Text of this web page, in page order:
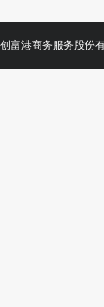
创富港商务服务股